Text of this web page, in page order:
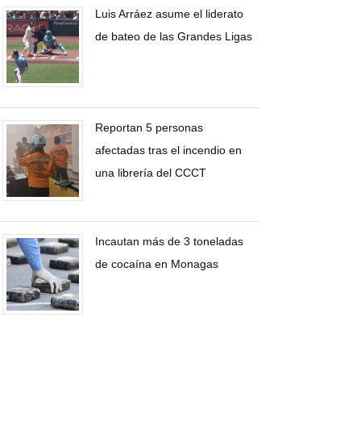
Luis Arráez asume el liderato
de bateo de las Grandes Ligas
Reportan 5 personas
afectadas tras el incendio en
una librería del CCCT
Incautan más de 3 toneladas
de cocaína en Monagas